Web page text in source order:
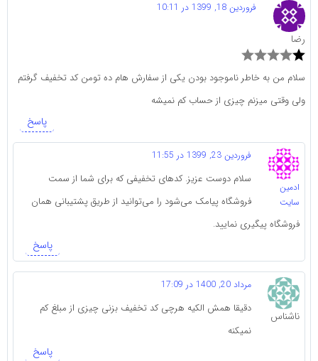
رضا
فروردین 18, 1399 در 10:11
سلام من به خاطر ناموجود بودن یکی از سفارش هام ده تومن کد تخفیف گرفتم
ولی وقتی میزنم چیزی از حساب کم نمیشه
پاسخ
ادمین
سایت
فروردین 23, 1399 در 11:55
سلام دوست عزیز. کدهای تخفیفی که برای شما از سمت
فروشگاه پیامک می‌شود را می‌توانید از طریق پشتیبانی همان
فروشگاه پیگیری نمایید.
پاسخ
ناشناس
مرداد 20, 1400 در 17:09
دقیقا همش الکیه هرچی کد تخفیف بزنی چیزی از مبلغ کم
نمیکنه
پاسخ